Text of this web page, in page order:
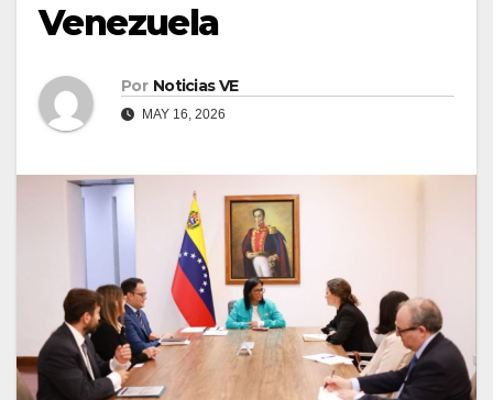
Venezuela
Por Noticias VE
MAY 16, 2026